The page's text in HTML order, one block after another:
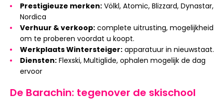
Prestigieuze merken: Völkl, Atomic, Blizzard, Dynastar,
Nordica
Verhuur & verkoop: complete uitrusting, mogelijkheid
om te proberen voordat u koopt.
Werkplaats Wintersteiger: apparatuur in nieuwstaat.
Diensten: Flexski, Multiglide, ophalen mogelijk de dag
ervoor
De Barachin: tegenover de skischool